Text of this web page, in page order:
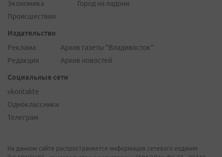
Экономика
Происшествия
Город на ладони
Издательство
Реклама
Редакция
Архив газеты "Владивосток"
Архив новостей
Социальные сети
vkontakte
Одноклассники
Телеграм
На данном сайте распространяется информация сетевого издания